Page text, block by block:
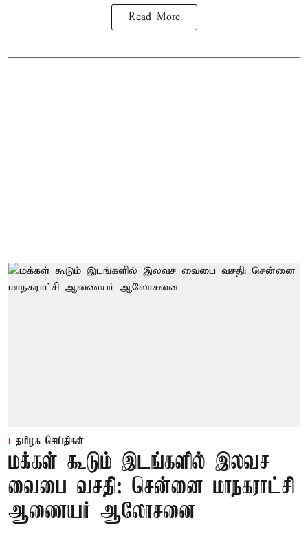
Read More
தமிழக செய்திகள்
மக்கள் கூடும் இடங்களில் இலவச
வைபை வசதி: சென்னை மாநகராட்சி
ஆணையர் ஆலோசனை